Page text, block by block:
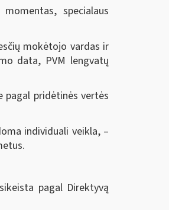
specialaus
mokėtojo vardas ir
data, PVM lengvatų
pagal pridėtinės vertės
individuali veikla, ‒
pagal Direktyvą